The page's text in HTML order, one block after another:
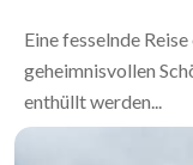
Eine fesselnde
geheimnisvollen
enthüllt werden...